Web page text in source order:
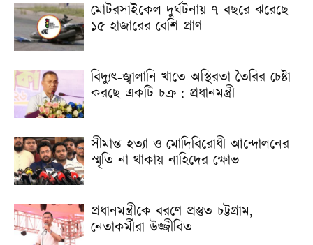
মোটরসাইকেল দুর্ঘটনায় ৭ বছরে ঝরেছে
১৫ হাজারের বেশি প্রাণ
বিদ্যুৎ-জ্বালানি খাতে অস্থিরতা তৈরির চেষ্টা
করছে একটি চক্র : প্রধানমন্ত্রী
সীমান্ত হত্যা ও মোদিবিরোধী আন্দোলনের
স্মৃতি না থাকায় নাহিদের ক্ষোভ
প্রধানমন্ত্রীকে বরণে প্রস্তুত চট্টগ্রাম,
নেতাকর্মীরা উজ্জীবিত